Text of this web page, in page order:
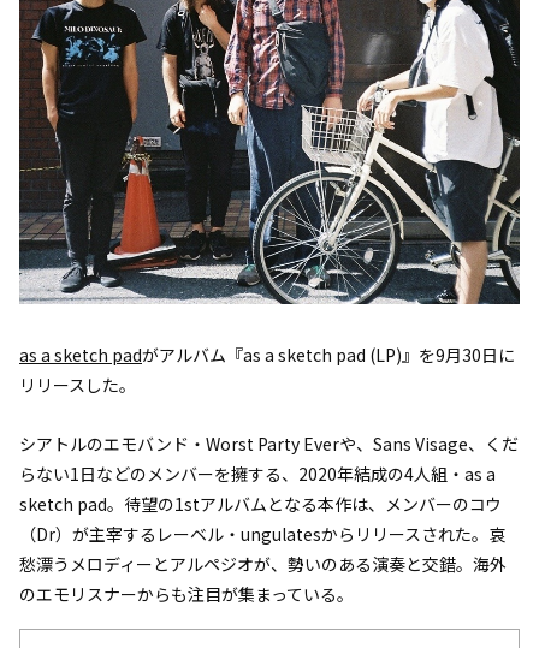
as a sketch padがアルバム『as a sketch pad (LP)』を9月30日に
リリースした。
シアトルのエモバンド・Worst Party Everや、Sans Visage、くだ
らない1日などのメンバーを擁する、2020年結成の4人組・as a
sketch pad。待望の1stアルバムとなる本作は、メンバーのコウ
（Dr）が主宰するレーベル・ungulatesからリリースされた。哀
愁漂うメロディーとアルペジオが、勢いのある演奏と交錯。海外
のエモリスナーからも注目が集まっている。